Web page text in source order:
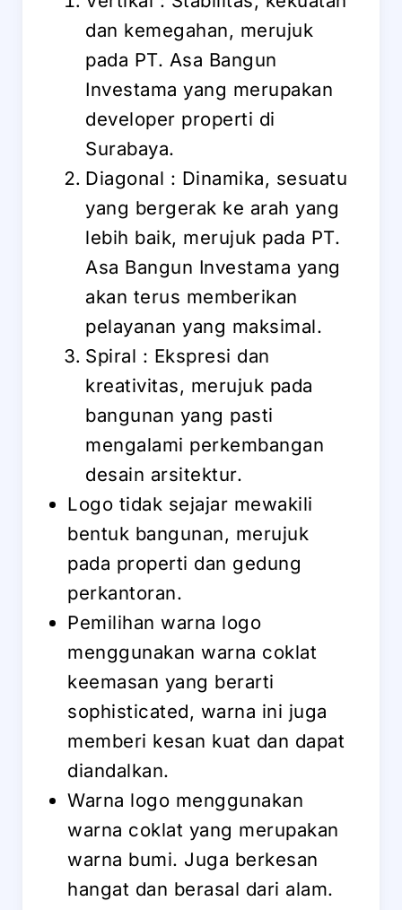
dan kemegahan, merujuk
pada PT. Asa Bangun
Investama yang merupakan
developer properti di
Surabaya.
Diagonal : Dinamika, sesuatu
yang bergerak ke arah yang
lebih baik, merujuk pada PT.
Asa Bangun Investama yang
akan terus memberikan
pelayanan yang maksimal.
Spiral : Ekspresi dan
kreativitas, merujuk pada
bangunan yang pasti
mengalami perkembangan
desain arsitektur.
Logo tidak sejajar mewakili
bentuk bangunan, merujuk
pada properti dan gedung
perkantoran.
Pemilihan warna logo
menggunakan warna coklat
keemasan yang berarti
sophisticated, warna ini juga
memberi kesan kuat dan dapat
diandalkan.
Warna logo menggunakan
warna coklat yang merupakan
warna bumi. Juga berkesan
hangat dan berasal dari alam.